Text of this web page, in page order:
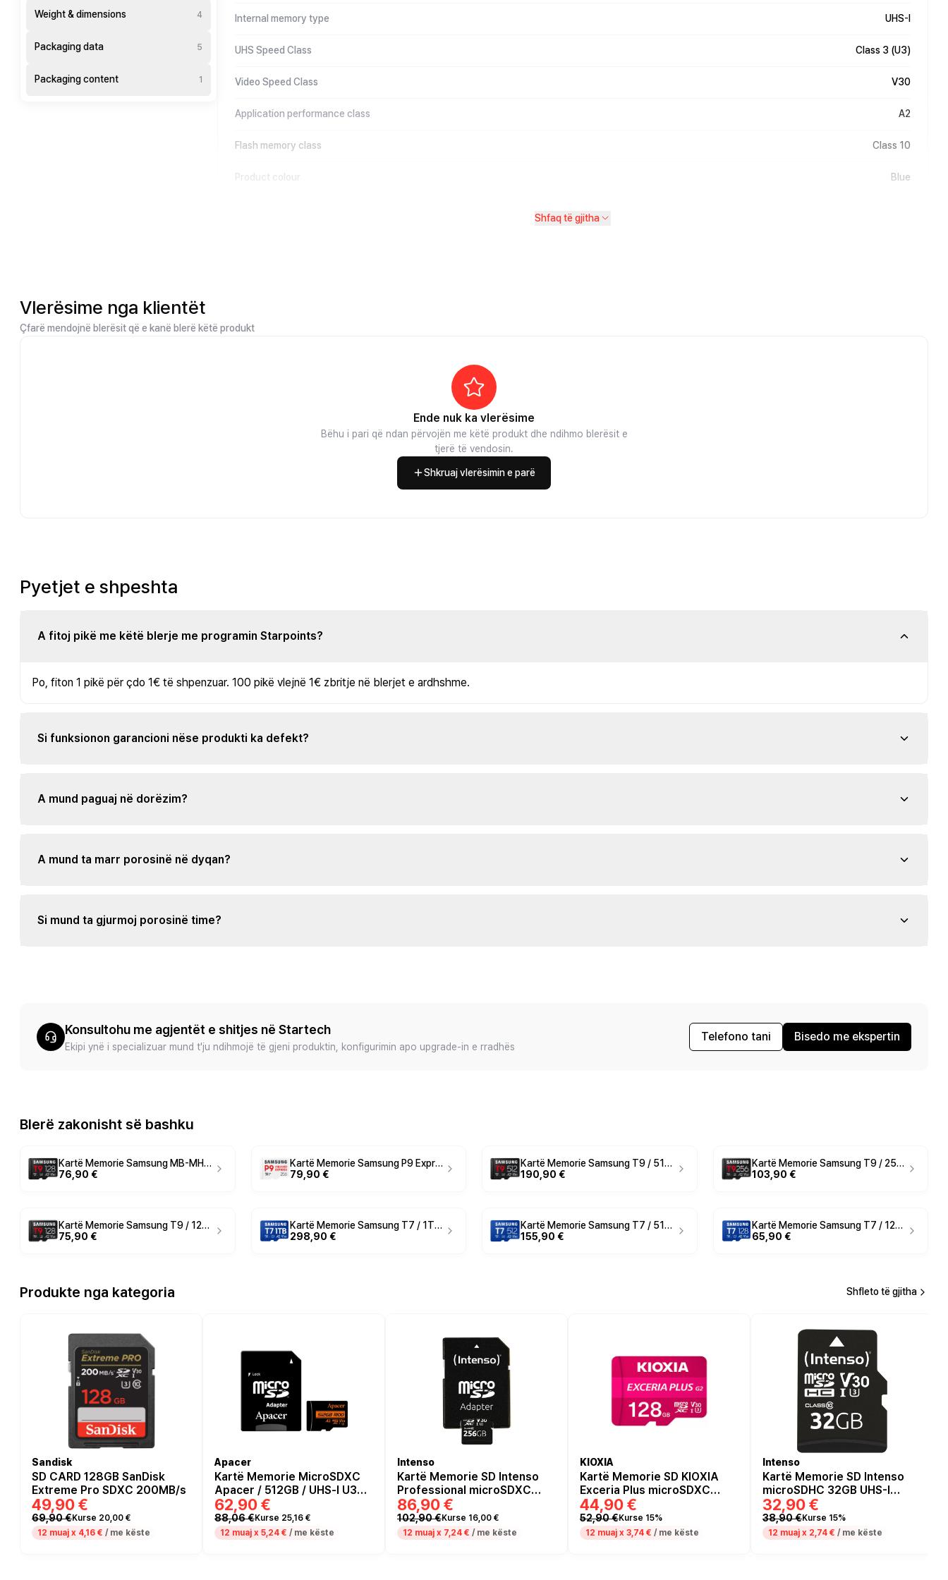
Weight & dimensions 4
Packaging data 5
Packaging content 1
Internal memory type UHS-I
UHS Speed Class Class 3 (U3)
Video Speed Class V30
Application performance class A2
Flash memory class Class 10
Product colour Blue
Shfaq të gjitha
Vlerësime nga klientët
Çfarë mendojnë blerësit që e kanë blerë këtë produkt
Ende nuk ka vlerësime
Bëhu i pari që ndan përvojën me këtë produkt dhe ndihmo blerësit e
tjerë të vendosin.
Shkruaj vlerësimin e parë
Pyetjet e shpeshta
A fitoj pikë me këtë blerje me programin Starpoints?
Po, fiton 1 pikë për çdo 1€ të shpenzuar. 100 pikë vlejnë 1€ zbritje në blerjet e ardhshme.
Si funksionon garancioni nëse produkti ka defekt?
A mund paguaj në dorëzim?
A mund ta marr porosinë në dyqan?
Si mund ta gjurmoj porosinë time?
Konsultohu me agjentët e shitjes në Startech
Ekipi ynë i specializuar mund t'ju ndihmojë të gjeni produktin, konfigurimin apo upgrade-in e rradhës
Telefono tani Bisedo me ekspertin
Blerë zakonisht së bashku
Kartë Memorie Samsung MB-MH128TB/WW / 128GB / MicroSDHC / UHS-I / U3 / V30 / 200MB/s
76,90 €
Kartë Memorie Samsung P9 Express / 256GB / MicroSDXC / UHS-I / U3 / V30 / 800MB/s
79,90 €
Kartë Memorie Samsung T9 / 512GB / MicroSDHC / UHS-I / U3 / V30 / 200MB/s
190,90 €
Kartë Memorie Samsung T9 / 256GB / MicroSDXC / UHS-I / U3 / V30 / 200MB/s
103,90 €
Kartë Memorie Samsung T9 / 128GB / MicroSDXC / UHS-I / U3 / V30 / 200MB/s
75,90 €
Kartë Memorie Samsung T7 / 1TB / MicroSDXC / UHS-I / U3 / V30 / 170MB/s
298,90 €
Kartë Memorie Samsung T7 / 512GB / MicroSDHC / UHS-I / Class 10 / U3 / V30 / 170MB/s
155,90 €
Kartë Memorie Samsung T7 / 128GB / MicroSDXC / UHS-I / U3 / V30 / 170MB/s
65,90 €
Produkte nga kategoria Shfleto të gjitha
Sandisk
SD CARD 128GB SanDisk
Extreme Pro SDXC 200MB/s
49,90 €
69,90 €Kurse 20,00 €
12 muaj x 4,16 € / me këste
Apacer
Kartë Memorie MicroSDXC
Apacer / 512GB / UHS‑I U3
V30 A2 / 100/80 MB/s –
Zezë
62,90 €
88,06 €Kurse 25,16 €
12 muaj x 5,24 € / me këste
Intenso
Kartë Memorie SD Intenso
Professional microSDXC
UHS-I 256GB U3 Class 10 -
Zezë
86,90 €
102,90 €Kurse 16,00 €
12 muaj x 7,24 € / me këste
KIOXIA
Kartë Memorie SD KIOXIA
Exceria Plus microSDXC
128GB
44,90 €
52,90 €Kurse 15%
12 muaj x 3,74 € / me këste
Intenso
Kartë Memorie SD Intenso
microSDHC 32GB UHS-I
Class 10 90MB/s me
Adapter SD
32,90 €
38,90 €Kurse 15%
12 muaj x 2,74 € / me këste